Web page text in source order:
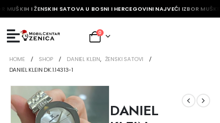
MUŠKIH I ŽENSKIH SATOVA U BOSNI I HERCEGOVINI NAJVEĆI IZBOR
0
HOME SHOP DANIEL KLEIN, ŽENSKI SATOVI
DANIEL KLEIN DK.1.14313-1
DANIEL